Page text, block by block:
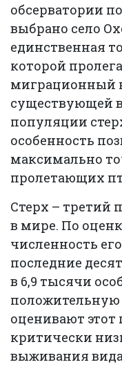
обсерватории
выбрано село
единственная
которой
миграционный
существующей
популяции
особенность
максимально
пролетающих
Стерх – третий
в мире. По
численность
последние
в 6,9 тысячи
оценивают этот
критически
выживания